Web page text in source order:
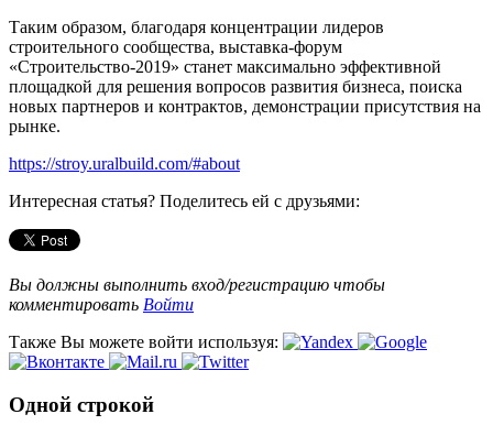
Таким образом, благодаря концентрации лидеров
строительного сообщества, выставка-форум
«Строительство-2019» станет максимально эффективной
площадкой для решения вопросов развития бизнеса, поиска
новых партнеров и контрактов, демонстрации присутствия на
рынке.
https://stroy.uralbuild.com/#about
Интересная статья? Поделитесь ей с друзьями:
Вы должны выполнить вход/регистрацию чтобы
комментировать Войти
Также Вы можете войти используя:
Одной строкой